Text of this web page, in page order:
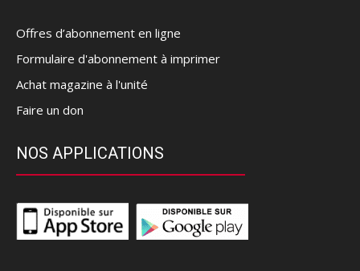
Offres d’abonnement en ligne
Formulaire d'abonnement à imprimer
Achat magazine à l'unité
Faire un don
NOS APPLICATIONS